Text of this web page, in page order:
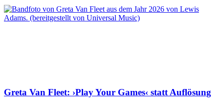
Greta Van Fleet: ›Play Your Games‹ statt Auflösung